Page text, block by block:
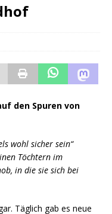
den Spuren von
wohl sicher sein“
Töchtern im
in die sie sich bei
Täglich gab es neue